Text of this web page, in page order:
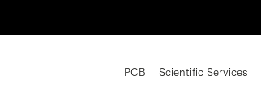
PCB Scientific Services